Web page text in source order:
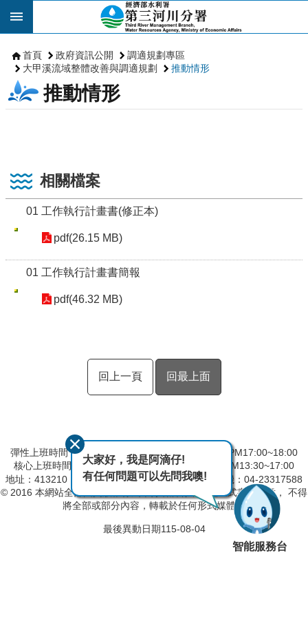
跳到主要內容區塊
首頁 政府資訊公開
調適規劃專區
大甲溪流域整體改善與調適規劃
推動情形
推動情形
相關檔案
01 工作執行計畫書(修正本)
pdf(26.15 MB)
01 工作執行計畫書簡報
pdf(46.32 MB)
回上一頁 回最上面
彈性上班時間：AM8:00~09:00 彈性下班時間：PM17:00~18:00
核心上班時間：星期一 ~ 星期五 AM09:00~12:30 PM13:30~17:00
地址：413210 台中市霧峰區峰堤路191號
總機：04-23317588
© 2016 本網站全部圖文版權係屬本分署所有，非經正式書面同意， 不得
將全部或部分內容，轉載於任何形式媒體。
最後異動日期115-08-04
大家好，我是阿滴仔!
有任何問題可以先問我噢!
智能服務台